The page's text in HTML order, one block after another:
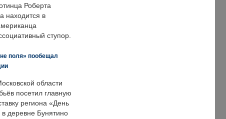
Роберта
находится в
ступор.
поля» пообещал
области
посетил главную
региона «День
деревне Бунятино